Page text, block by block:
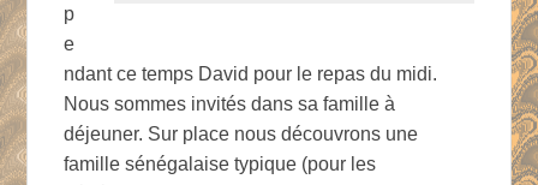
p
e
ndant ce temps David pour le repas du midi.
Nous sommes invités dans sa famille à
déjeuner. Sur place nous découvrons une
famille sénégalaise typique (pour les